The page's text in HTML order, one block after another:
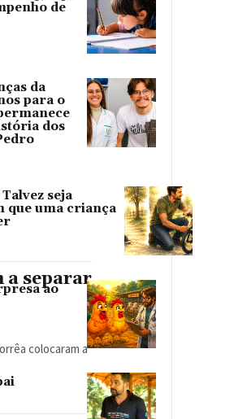
a separar
colocaram a
de
da
para o
dos
seja
que uma criança
ao